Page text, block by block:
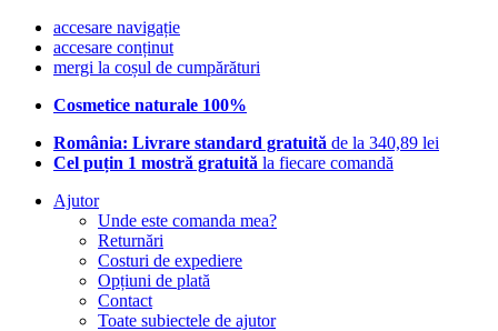
accesare navigație
accesare conținut
mergi la coșul de cumpărături
Cosmetice naturale 100%
România: Livrare standard gratuită de la 340,89 lei
Cel puțin 1 mostră gratuită la fiecare comandă
Ajutor
Unde este comanda mea?
Returnări
Costuri de expediere
Opțiuni de plată
Contact
Toate subiectele de ajutor